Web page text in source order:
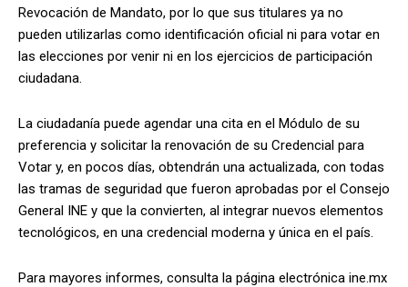
Revocación de Mandato, por lo que sus titulares ya no
pueden utilizarlas como identificación oficial ni para votar en
las elecciones por venir ni en los ejercicios de participación
ciudadana.
La ciudadanía puede agendar una cita en el Módulo de su
preferencia y solicitar la renovación de su Credencial para
Votar y, en pocos días, obtendrán una actualizada, con todas
las tramas de seguridad que fueron aprobadas por el Consejo
General INE y que la convierten, al integrar nuevos elementos
tecnológicos, en una credencial moderna y única en el país.
Para mayores informes, consulta la página electrónica ine.mx